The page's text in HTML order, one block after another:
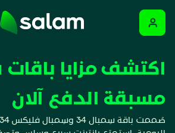
اكتشف مزايا
مسبقة الدفع آلان